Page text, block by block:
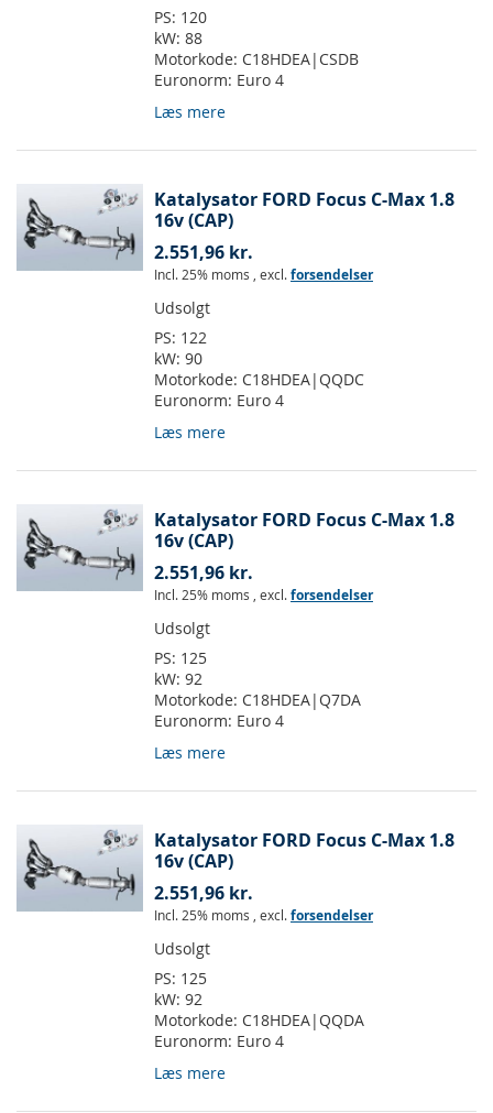
PS: 120
kW: 88
Motorkode: C18HDEA|CSDB
Euronorm: Euro 4
Læs mere
Katalysator FORD Focus C-Max 1.8
16v (CAP)
2.551,96 kr.
Incl. 25% moms , excl.forsendelser
Udsolgt
PS: 122
kW: 90
Motorkode: C18HDEA|QQDC
Euronorm: Euro 4
Læs mere
Katalysator FORD Focus C-Max 1.8
16v (CAP)
2.551,96 kr.
Incl. 25% moms , excl.forsendelser
Udsolgt
PS: 125
kW: 92
Motorkode: C18HDEA|Q7DA
Euronorm: Euro 4
Læs mere
Katalysator FORD Focus C-Max 1.8
16v (CAP)
2.551,96 kr.
Incl. 25% moms , excl.forsendelser
Udsolgt
PS: 125
kW: 92
Motorkode: C18HDEA|QQDA
Euronorm: Euro 4
Læs mere